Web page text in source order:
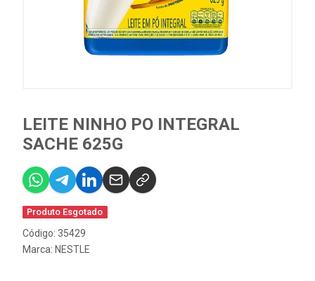
LEITE NINHO PO INTEGRAL
SACHE 625G
Produto Esgotado
Código: 35429
Marca: NESTLE